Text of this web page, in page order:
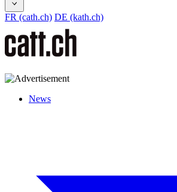
FR (cath.ch) DE (kath.ch)
News